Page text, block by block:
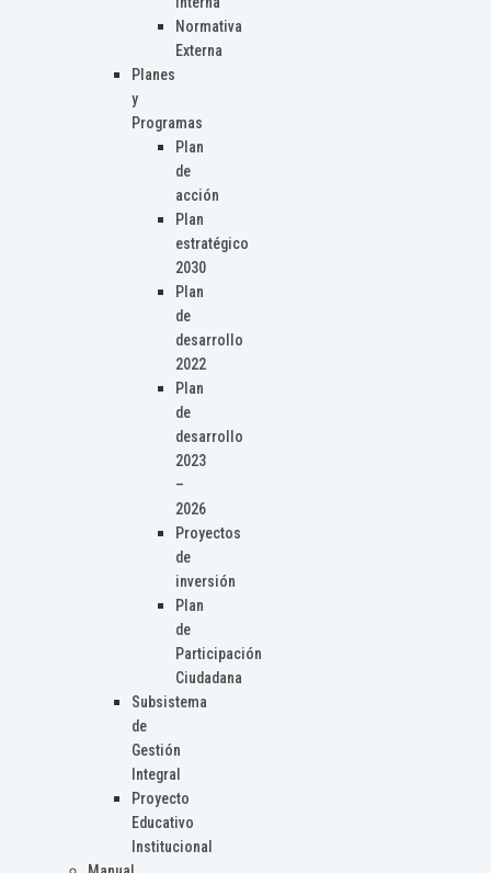
Normativa
Externa
Planes
y
Programas
Plan
de
acción
Plan
estratégico
2030
Plan
de
desarrollo
2022
Plan
de
desarrollo
2023
–
2026
Proyectos
de
inversión
Plan
de
Participación
Ciudadana
Subsistema
de
Gestión
Integral
Proyecto
Educativo
Institucional